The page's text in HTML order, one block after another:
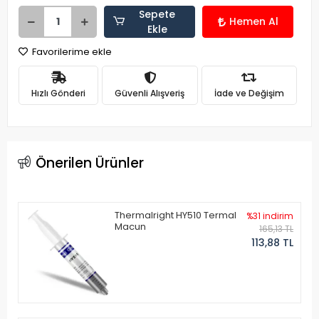
Sepete
Ekle
Hemen Al
Favorilerime ekle
Hızlı Gönderi Güvenli Alışveriş İade ve Değişim
Önerilen Ürünler
Thermalright HY510 Termal
Macun
%31 indirim
165,13 TL
113,88 TL